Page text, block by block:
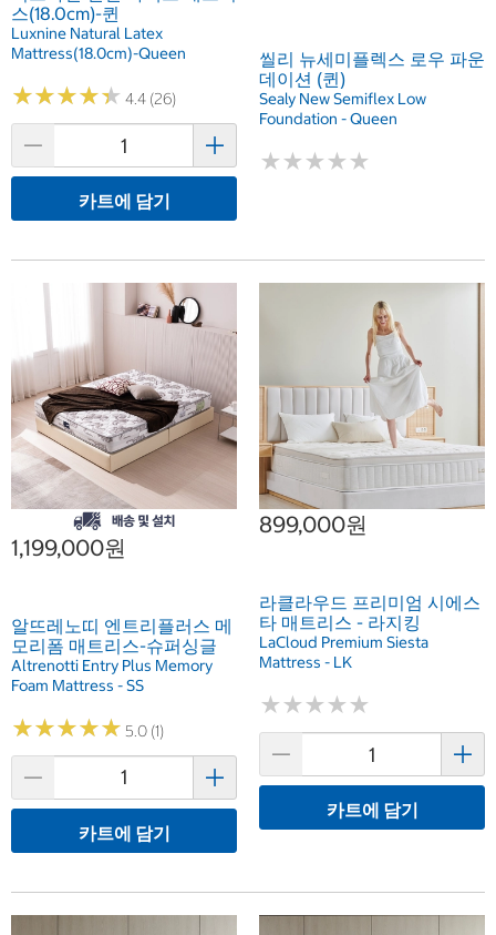
스(18.0cm)-퀸
Luxnine Natural Latex
Mattress(18.0cm)-Queen
★★★★★
★★★★★ 4.4 (26)
카트에 담기
씰리 뉴세미플렉스 로우 파운
데이션 (퀸)
Sealy New Semiflex Low
Foundation - Queen
★★★★★
★★★★★
1,199,000원
알뜨레노띠 엔트리플러스 메
모리폼 매트리스-슈퍼싱글
Altrenotti Entry Plus Memory
Foam Mattress - SS
★★★★★
★★★★★ 5.0 (1)
카트에 담기
899,000원
라클라우드 프리미엄 시에스
타 매트리스 - 라지킹
LaCloud Premium Siesta
Mattress - LK
★★★★★
★★★★★
카트에 담기